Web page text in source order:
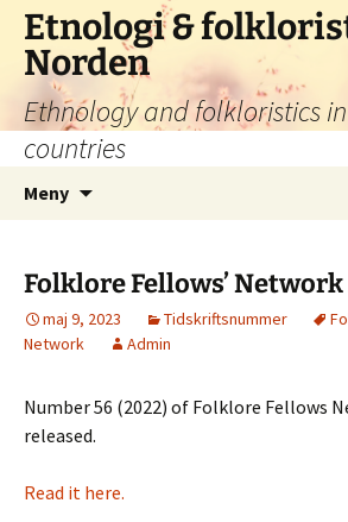
Hoppa
innehåll
Etnologi &
Norden
Ethnology and folkloristics
countries
Meny
Folklore Fellows’ Network
maj 9, 2023 Tidskriftsnummer
Network
Admin
Number 56 (2022) of Folklore Fellows
released.
Read it here.